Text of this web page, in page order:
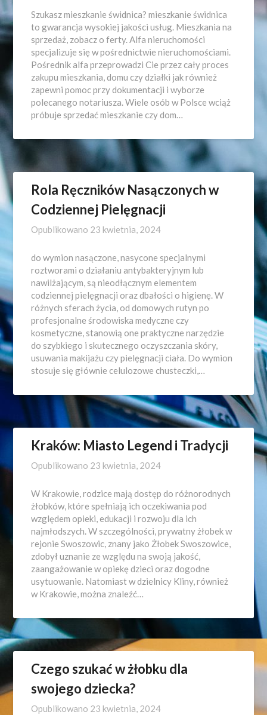
Szukasz mieszkanie świdnica? mieszkanie świdnica
to gwarancja wysokiej jakości usług. Mieszkania na
sprzedaż, zobacz o ferty. Alfa nieruchomości
specjalizuje się w pośrednictwie nieruchomościami.
Pośrednik alfa przeprowadzi Cie przez cały proces
zakupu mieszkania, domu czy działki jak również
zapewni pomoc przy dokumentacji i wyborze
polecanego notariusza. Wiele osób w Polsce wciąż
próbuje sprzedać mieszkanie czy dom…
Rola Ręczników Nasączonych w
Codziennej Pielęgnacji
Opublikowano 23 kwietnia, 2024
do wymion nasączone, nasycone specjalnymi
roztworami o działaniu antybakteryjnym lub
nawilżającym, są nieodłącznym elementem
codziennej pielęgnacji oraz dbałości o higienę. W
różnych sferach życia, od domowych rutyn po
profesjonalne środowiska medyczne czy
kosmetyczne, stanowią one praktyczne narzędzie
do szybkiego i skutecznego oczyszczania skóry,
usuwania makijażu czy pielęgnacji ciała. Do wymion
stosuje się głównie celulozowe chusteczki,…
Kraków: Miasto Legend i Tradycji
Opublikowano 23 kwietnia, 2024
W Krakowie, rodzice mają dostęp do różnorodnych
żłobków, które spełniają ich oczekiwania pod
względem opieki, edukacji i rozwoju dla ich
najmłodszych. W szczególności, prywatny żłobek w
rejonie Swoszowic, znany jako Żłobek Swoszowice,
zdobył uznanie ze względu na swoją jakość,
zaangażowanie w opiekę dzieci oraz dogodne
usytuowanie. Natomiast w dzielnicy Kliny, również
w Krakowie, można znaleźć…
Czego szukać w żłobku dla
swojego dziecka?
Opublikowano 23 kwietnia, 2024